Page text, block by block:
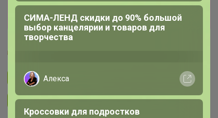
Перейти к текущей закупке
Подписаться на закупку
Подписаться на организатора 4.9K
СИМА-ЛЕНД скидки до 90% большой
выбор канцелярии и товаров для
творчества
Алекса
Кроссовки для подростков